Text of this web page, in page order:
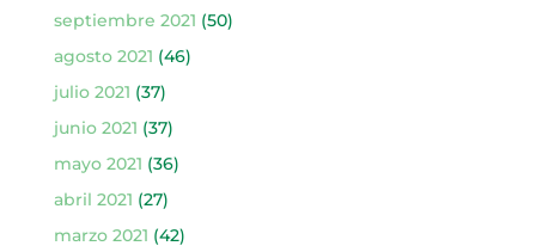
septiembre 2021 (50)
agosto 2021 (46)
julio 2021 (37)
junio 2021 (37)
mayo 2021 (36)
abril 2021 (27)
marzo 2021 (42)